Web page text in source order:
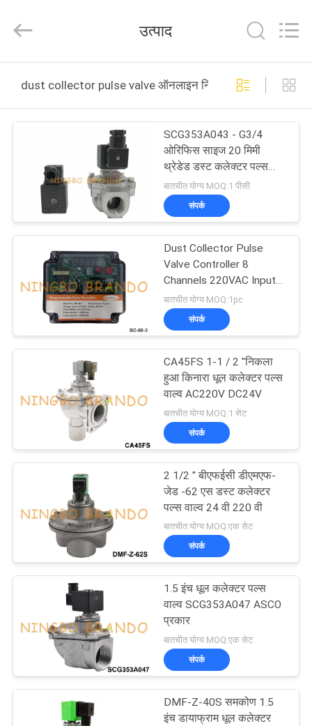
उत्पाद
कारखाने
गुणवत्ता
संपर्क
करें
उद्धरण
COMPANY
साइटमैप
गोपनीयता
Reserved.
उत्पाद
dust collector pulse valve ऑनलाइन निर्माण
SCG353A043 - G3/4
ओरिफिस साइज 20 मिमी
थ्रेडेड डस्ट कलेक्टर पल्स
वाल्व एल्यूमीनियम बॉडी
एनबीआर सील सीरीज 353
बातचीत योग्य MOQ:1 पीसी
संपर्क
Dust Collector Pulse
Valve Controller 8
Channels 220VAC Input
24VDC Output
बातचीत योग्य MOQ:1pc
संपर्क
CA45FS 1-1 / 2 "निकला
हुआ किनारा धूल कलेक्टर पल्स
वाल्व AC220V DC24V
बातचीत योग्य MOQ:1 सेट
संपर्क
2 1/2 '' बीएफईसी डीएमएफ-
जेड -62 एस डस्ट कलेक्टर
पल्स वाल्व 24 वी 220 वी
बातचीत योग्य MOQ:एक सेट
संपर्क
1.5 इंच धूल कलेक्टर पल्स
वाल्व SCG353A047 ASCO
प्रकार
बातचीत योग्य MOQ:एक सेट
संपर्क
DMF-Z-40S समकोण 1.5
इंच डायाफ्राम धूल कलेक्टर